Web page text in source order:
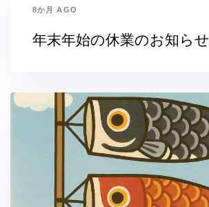
8か月 AGO
年末年始の休業のお知らせ